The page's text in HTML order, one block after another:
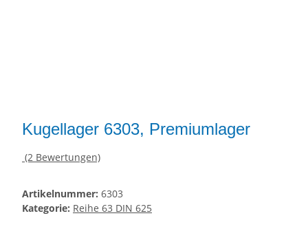
Kugellager 6303, Premiumlager
(2 Bewertungen)
Artikelnummer: 6303
Kategorie: Reihe 63 DIN 625